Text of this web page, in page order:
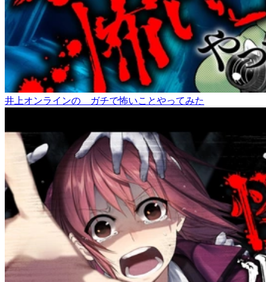
井上オンラインの ガチで怖いことやってみた